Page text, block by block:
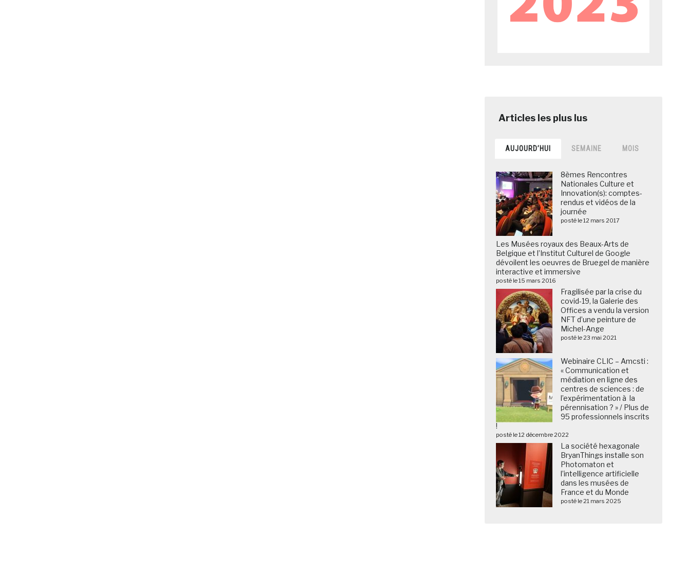
AUJOURD’HUI SEMAINE MOIS
8èmes Rencontres
Nationales Culture et
Innovation(s): comptes-
rendus et vidéos de la
journée
posté le 12 mars 2017
Les Musées royaux des Beaux-Arts de
Belgique et l’Institut Culturel de Google
dévoilent les oeuvres de Bruegel de manière
interactive et immersive
posté le 15 mars 2016
Fragilisée par la crise du
covid-19, la Galerie des
Offices a vendu la version
NFT d’une peinture de
Michel-Ange
posté le 23 mai 2021
Webinaire CLIC – Amcsti :
« Communication et
médiation en ligne des
centres de sciences : de
l’expérimentation à la
pérennisation ? » / Plus de
95 professionnels inscrits
!
posté le 12 décembre 2022
La société hexagonale
BryanThings installe son
Photomaton et
l’intelligence artificielle
dans les musées de
France et du Monde
posté le 21 mars 2025